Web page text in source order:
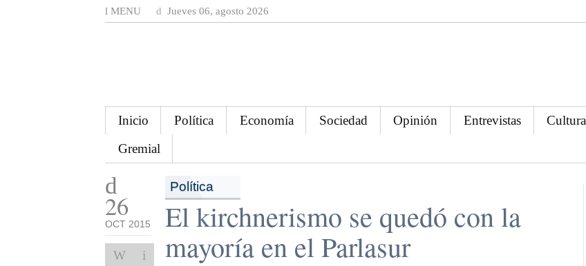
MENU Jueves 06, agosto 2026
Inicio Política Economía Sociedad Opinión Entrevistas Cultura
Gremial
26
OCT 2015
Política
El kirchnerismo se quedó con la
mayoría en el Parlasur